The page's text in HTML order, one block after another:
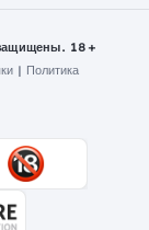
18+
| Политика